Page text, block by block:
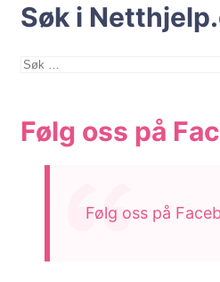
Søk i
Søk
Følg oss på
Følg oss på